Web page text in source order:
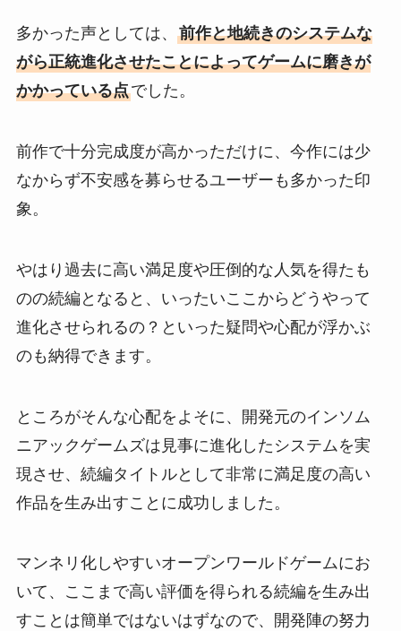
多かった声としては、 前作と地続きのシステムな
がら正統進化させたことによってゲームに磨きが
かかっている点でした。
前作で十分完成度が高かっただけに、今作には少
なからず不安感を募らせるユーザーも多かった印
象。
やはり過去に高い満足度や圧倒的な人気を得たも
のの続編となると、いったいここからどうやって
進化させられるの？といった疑問や心配が浮かぶ
のも納得できます。
ところがそんな心配をよそに、開発元のインソム
ニアックゲームズは見事に進化したシステムを実
現させ、続編タイトルとして非常に満足度の高い
作品を生み出すことに成功しました。
マンネリ化しやすいオープンワールドゲームにお
いて、ここまで高い評価を得られる続編を生み出
すことは簡単ではないはずなので、開発陣の努力